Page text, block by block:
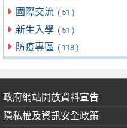
國際交流 ( 51 )
新生入學 ( 51 )
防疫專區 ( 118 )
政府網站開放資料宣告
隱私權及資訊安全政策